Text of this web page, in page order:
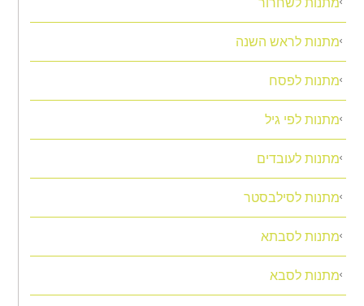
מתנות לראש השנה
מתנות לפסח
מתנות לפי גיל
מתנות לעובדים
מתנות לסילבסטר
מתנות לסבתא
מתנות לסבא